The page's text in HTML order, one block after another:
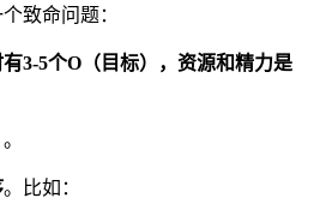
致命问题：
3-5个O（目标），资源和精力是
。
。比如：